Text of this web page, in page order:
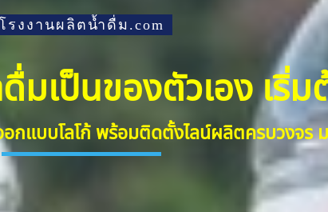
โรงงานผลิตน้ำดื่ม.com
มเป็นของตัวเอง เริ่
แบบโลโก้ พร้อมติดตั้งไลน์ผลิตครบวงจร